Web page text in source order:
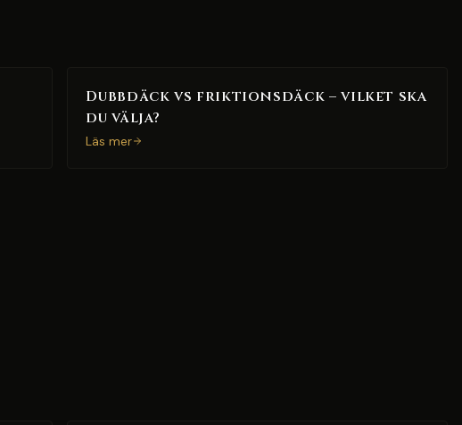
Dubbdäck vs friktionsdäck – vilket ska
du välja?
Läs mer